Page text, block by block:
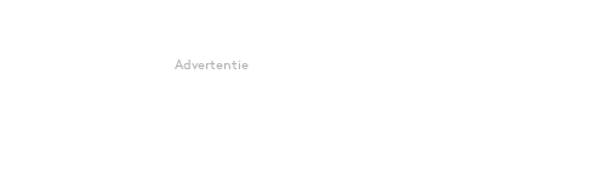
Advertentie